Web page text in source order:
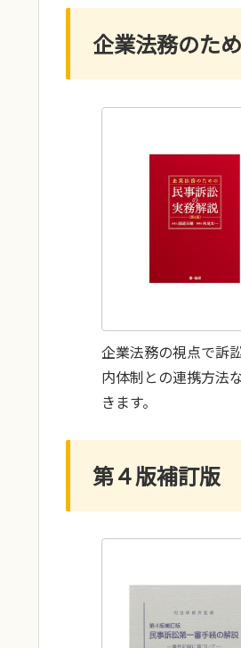
企業法務のた
企業法務の視点で訴
内体制との連携方法
きます。
第４版補訂版